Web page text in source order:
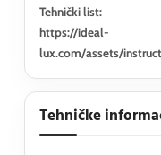
Tehnički list:
https://ideal-
lux.com/assets/
Tehničke